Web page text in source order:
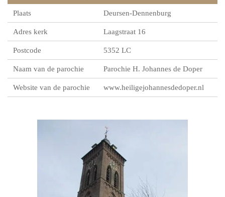
Plaats Deursen-Dennenburg
Adres kerk Laagstraat 16
Postcode 5352 LC
Naam van de parochie Parochie H. Johannes de Doper
Website van de parochie www.heiligejohannesdedoper.nl